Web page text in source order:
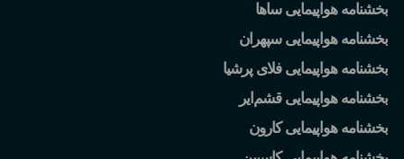
بخشنامه هواپیمایی ساها
بخشنامه هواپیمایی سپهران
بخشنامه هواپیمایی فلای پرشیا
بخشنامه هواپیمایی قشم ایر
بخشنامه هواپیمایی کارون